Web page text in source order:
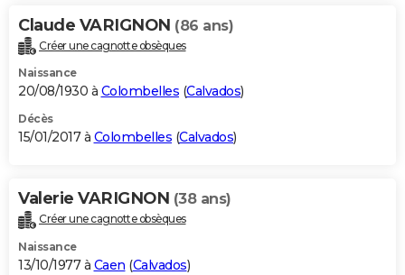
Claude VARIGNON (86 ans)
Créer une cagnotte obsèques
Naissance
20/08/1930 à Colombelles (Calvados)
Décès
15/01/2017 à Colombelles (Calvados)
Valerie VARIGNON (38 ans)
Créer une cagnotte obsèques
Naissance
13/10/1977 à Caen (Calvados)